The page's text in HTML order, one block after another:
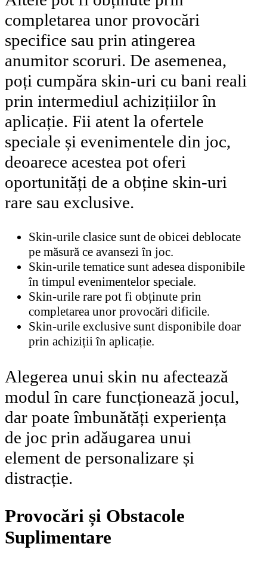
completarea unor provocări
specifice sau prin atingerea
anumitor scoruri. De asemenea,
poți cumpăra skin-uri cu bani reali
prin intermediul achizițiilor în
aplicație. Fii atent la ofertele
speciale și evenimentele din joc,
deoarece acestea pot oferi
oportunități de a obține skin-uri
rare sau exclusive.
Skin-urile clasice sunt de obicei deblocate
pe măsură ce avansezi în joc.
Skin-urile tematice sunt adesea disponibile
în timpul evenimentelor speciale.
Skin-urile rare pot fi obținute prin
completarea unor provocări dificile.
Skin-urile exclusive sunt disponibile doar
prin achiziții în aplicație.
Alegerea unui skin nu afectează
modul în care funcționează jocul,
dar poate îmbunătăți experiența
de joc prin adăugarea unui
element de personalizare și
distracție.
Provocări și Obstacole
Suplimentare